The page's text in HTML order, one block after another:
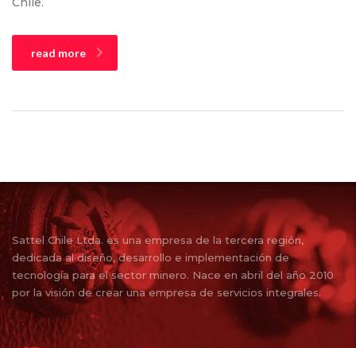
read more
Sattel Chile Ltda. es una empresa de la tercera región,
dedicada al diseño, desarrollo e implementación de
tecnología para el sector minero. Nace en abril del año 2010
por la visión de crear una empresa de servicios integrales.